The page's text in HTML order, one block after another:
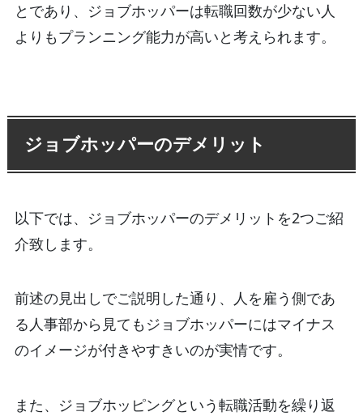
とであり、ジョブホッパーは転職回数が少ない人
よりもプランニング能力が高いと考えられます。
ジョブホッパーのデメリット
以下では、ジョブホッパーのデメリットを2つご紹
介致します。
前述の見出しでご説明した通り、人を雇う側であ
る人事部から見てもジョブホッパーにはマイナス
のイメージが付きやすきいのが実情です。
また、ジョブホッピングという転職活動を繰り返